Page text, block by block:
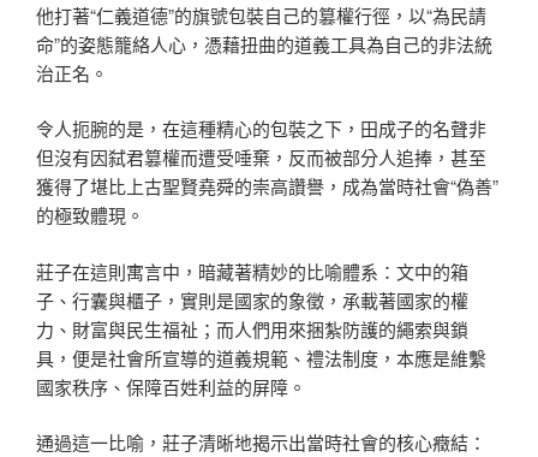
他打著“仁義道德”的旗號包裝自己的篡權行徑，以“為民請
命”的姿態籠絡人心，憑藉扭曲的道義工具為自己的非法統
治正名。
令人扼腕的是，在這種精心的包裝之下，田成子的名聲非
但沒有因弑君篡權而遭受唾棄，反而被部分人追捧，甚至
獲得了堪比上古聖賢堯舜的崇高讚譽，成為當時社會“偽善”
的極致體現。
莊子在這則寓言中，暗藏著精妙的比喻體系：文中的箱
子、行囊與櫃子，實則是國家的象徵，承載著國家的權
力、財富與民生福祉；而人們用來捆紮防護的繩索與鎖
具，便是社會所宣導的道義規範、禮法制度，本應是維繫
國家秩序、保障百姓利益的屏障。
通過這一比喻，莊子清晰地揭示出當時社會的核心癥結：